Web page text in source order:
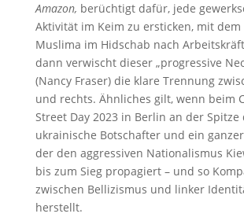
Amazon, berüchtigt dafür, jede
Aktivität im Keim zu ersticken, mit dem
Muslima im Hidschab nach
dann verwischt dieser „progressive
(Nancy Fraser) die klare Trennung
und rechts. Ähnliches gilt, wenn beim
Street Day 2023 in Berlin an der Spitze
ukrainische Botschafter und ein
der den aggressiven Nationalismus
bis zum Sieg propagiert – und so
zwischen Bellizismus und linker
herstellt.